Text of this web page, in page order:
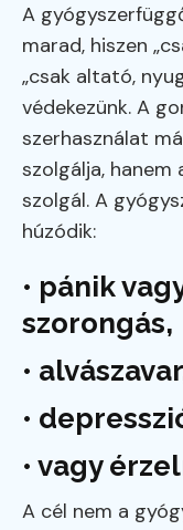
A
marad, hiszen
„csak altató,
védekezünk. A
szerhasználat
szolgálja, hanem
szolgál. A
húzódik:
• pánik
szorongás,
•
•
• vagy
A cél nem a